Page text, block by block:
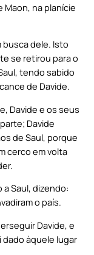
na planície
busca dele. Isto
se retirou para o
tendo sabido
de Davide.
Davide e os seus
Davide
de Saul, porque
cerco em volta
Saul, dizendo:
o país.
Davide, e
àquele lugar